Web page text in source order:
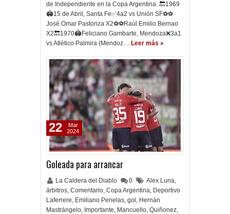
de Independiente en la Copa Argentina. 🔙1969
🏟15 de Abril, Santa Fe✅4a2 vs Unión SF⚽️⚽️
José Omar Pastoriza X2⚽️⚽️Raúl Emilio Bernao
X2🔙1970🏟Feliciano Gambarte, Mendoza❌3a1
vs Atlético Palmira (Mendoz… Leer más »
Goleada para arrancar
La Caldera del Diablo 0 Alex Luna,
árbitros, Comentario, Copa Argentina, Deportivo
Laferrere, Emiliano Penelas, gol , Hernán
Mastrángelo, Importante, Mancuello, Quiñonez,
22
Mar
2024